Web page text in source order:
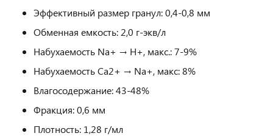
Эффективный размер гранул: 0,4-0,8 мм
Обменная емкость: 2,0 г-экв/л
Набухаемость Na+ → H+, макс.: 7-9%
Набухаемость Ca2+ → Na+, макс: 8%
Влагосодержание: 43-48%
Фракция: 0,6 мм
Плотность: 1,28 г/мл